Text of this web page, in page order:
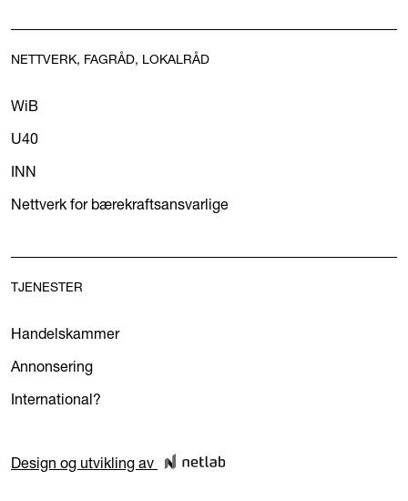
NETTVERK, FAGRÅD, LOKALRÅD
WiB
U40
INN
Nettverk for bærekraftsansvarlige
TJENESTER
Handelskammer
Annonsering
International?
Design og utvikling av